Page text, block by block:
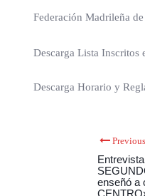
Federación Madrileña
Descarga Lista Inscritos
Descarga Horario y
enseñó a